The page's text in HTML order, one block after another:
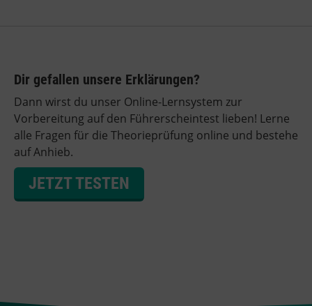
Dir gefallen unsere Erklärungen?
Dann wirst du unser Online-Lernsystem zur
Vorbereitung auf den Führerscheintest lieben! Lerne
alle Fragen für die Theorieprüfung online und bestehe
auf Anhieb.
JETZT TESTEN